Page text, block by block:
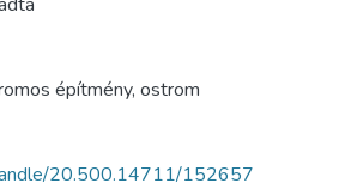
építmény, ostrom
20.500.14711/152657